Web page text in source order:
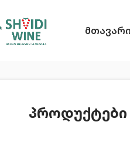
მთავარი
პროდუქტები